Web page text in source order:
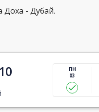
Доха - Дубай.
ПН
03